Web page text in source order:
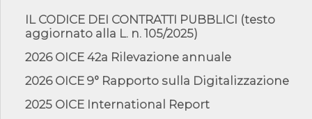
07/08/26 - Ponte sullo Stretto di Messina: deliberata la
sussistenza di...
07/08/26 - Tunnel Brennero, dal Cipess via libera al quinto lotto
costr...
06/08/26 - Istat, produzione industriale in calo dell'1% a giugno,
IL CODICE DEI CONTRATTI PUBBLICI (testo
aggiornato alla L. n. 105/2025)
2026 OICE 42a Rilevazione annuale
2026 OICE 9° Rapporto sulla Digitalizzazione
2025 OICE International Report